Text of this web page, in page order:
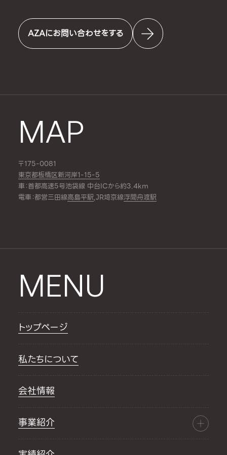
AZAにお問い合わせをする
MAP
〒175-0081
東京都板橋区新河岸1-15-5
車：首都高速5号池袋線 中台ICから約3.4km
電車：都営三田線高島平駅,JR埼京線浮間舟渡駅
MENU
トップページ
私たちについて
会社情報
事業紹介